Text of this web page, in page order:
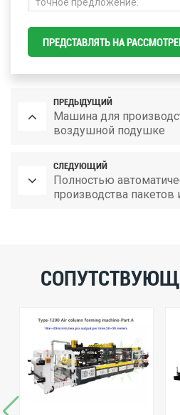
ПРЕДСТАВЛЯТЬ НА
ПРЕДЫДУЩИЙ
Машина для
воздушной подушке
СЛЕДУЮЩИЙ
Полностью
производства